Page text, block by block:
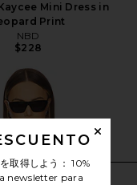
Mini Dress in
Print
NBD
$228
取得しよう：10%
newsletter para